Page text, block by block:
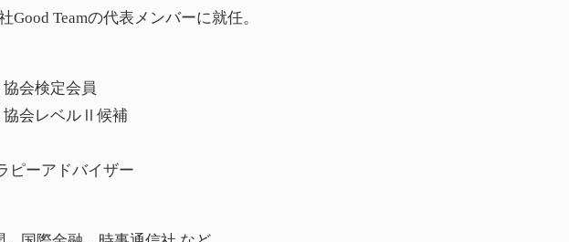
Good Teamの代表メンバーに就任。
協会検定会員
協会レベルⅡ候補
ピーアドバイザー